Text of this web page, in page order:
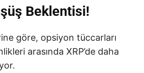
Beklentisi!
göre, opsiyon tüccarları
arasında XRP’de daha